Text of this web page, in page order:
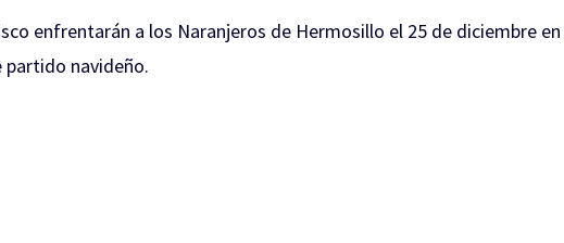
enfrentarán a los Naranjeros de Hermosillo el 25 de diciembre
navideño.